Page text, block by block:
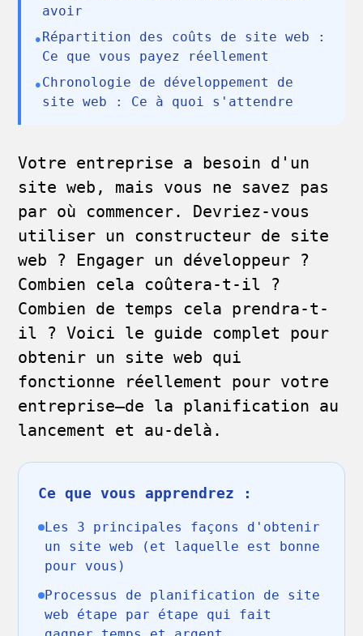
avoir
•Répartition des coûts de site web :
Ce que vous payez réellement
•Chronologie de développement de
site web : Ce à quoi s'attendre
Votre entreprise a besoin d'un
site web, mais vous ne savez pas
par où commencer. Devriez-vous
utiliser un constructeur de site
web ? Engager un développeur ?
Combien cela coûtera-t-il ?
Combien de temps cela prendra-t-
il ? Voici le guide complet pour
obtenir un site web qui
fonctionne réellement pour votre
entreprise—de la planification au
lancement et au-delà.
Ce que vous apprendrez :
Les 3 principales façons d'obtenir
un site web (et laquelle est bonne
pour vous)
Processus de planification de site
web étape par étape qui fait